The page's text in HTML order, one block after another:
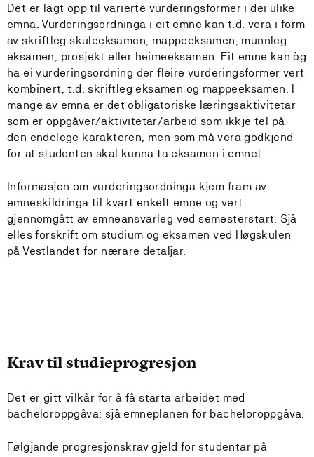
Det er lagt opp til varierte vurderingsformer i dei ulike
emna. Vurderingsordninga i eit emne kan t.d. vera i form
av skriftleg skuleeksamen, mappeeksamen, munnleg
eksamen, prosjekt eller heimeeksamen. Eit emne kan òg
ha ei vurderingsordning der fleire vurderingsformer vert
kombinert, t.d. skriftleg eksamen og mappeeksamen. I
mange av emna er det obligatoriske læringsaktivitetar
som er oppgåver/aktivitetar/arbeid som ikkje tel på
den endelege karakteren, men som må vera godkjend
for at studenten skal kunna ta eksamen i emnet.
Informasjon om vurderingsordninga kjem fram av
emneskildringa til kvart enkelt emne og vert
gjennomgått av emneansvarleg ved semesterstart. Sjå
elles forskrift om studium og eksamen ved Høgskulen
på Vestlandet for nærare detaljar.
Krav til studieprogresjon
Det er gitt vilkår for å få starta arbeidet med
bacheloroppgåva: sjå emneplanen for bacheloroppgåva.
Følgjande progresjonskrav gjeld for studentar på